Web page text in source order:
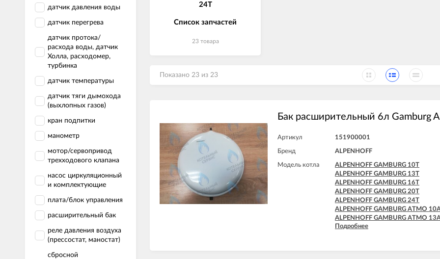
датчик давления воды
датчик перегрева
датчик протока/
расхода воды, датчик
Холла, расходомер,
турбинка
датчик температуры
датчик тяги дымохода
(выхлопных газов)
кран подпитки
манометр
мотор/сервопривод
трехходового клапана
насос циркуляционный
и комплектующие
плата/блок управления
расширительный бак
реле давления воздуха
(прессостат, маностат)
сбросной
24T
Список запчастей
23 товара
Показано 23 из 23
Бак расширительный 6л Gamburg
Артикул 151900001
Бренд ALPENHOFF
Модель котла
ALPENHOFF GAMBURG 10T
ALPENHOFF GAMBURG 13T
ALPENHOFF GAMBURG 16T
ALPENHOFF GAMBURG 20T
ALPENHOFF GAMBURG 24T
ALPENHOFF GAMBURG ATMO
ALPENHOFF GAMBURG ATMO
ALPENHOFF GAMBURG ATMO 16A
Подробнее